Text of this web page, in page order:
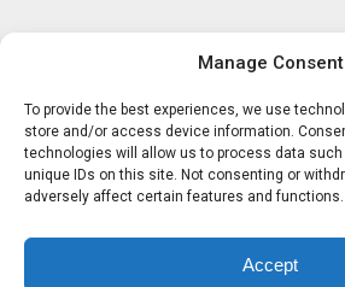
Manage Consent
To provide the best experiences, we use
store and/or access device information.
technologies will allow us to process data such
unique IDs on this site. Not consenting or
adversely affect certain features and functions.
Accept